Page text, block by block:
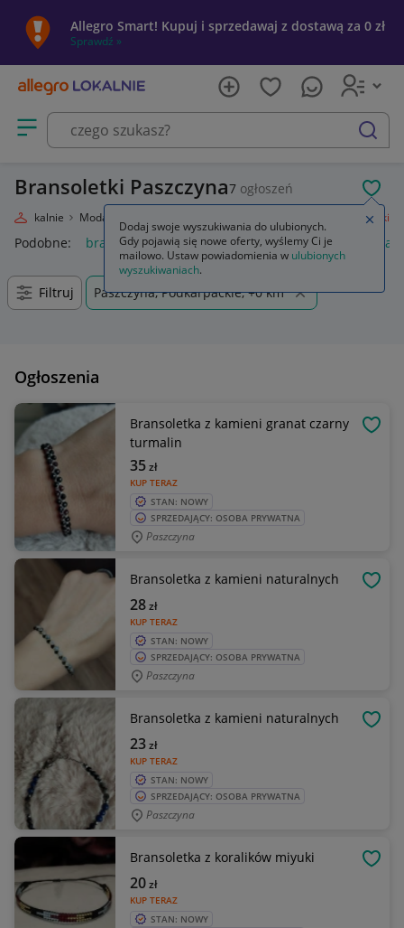
Allegro Smart! Kupuj i sprzedawaj z dostawą za 0 zł
Sprawdź »
Otwórz menu z kategoriami
szukaj
Bransoletki Paszczyna7 ogłoszeń
Lokalnie Moda Bransoletki
Podobne: bransoletki bransoletki złote 585 bransoletki
Filtruj Paszczyna, Podkarpackie, +0 km
Ogłoszenia
Bransoletka z kamieni granat czarny
turmalin
KUP TERAZ
35zł
STAN: NOWY
SPRZEDAJĄCY: OSOBA PRYWATNA
Paszczyna
Bransoletka z kamieni naturalnych
KUP TERAZ
28zł
STAN: NOWY
SPRZEDAJĄCY: OSOBA PRYWATNA
Paszczyna
Bransoletka z kamieni naturalnych
KUP TERAZ
23zł
STAN: NOWY
SPRZEDAJĄCY: OSOBA PRYWATNA
Paszczyna
Bransoletka z koralików miyuki
KUP TERAZ
20zł
STAN: NOWY
Dodaj swoje wyszukiwania do ulubionych.
Gdy pojawią się nowe oferty, wyślemy Ci je
mailowo. Ustaw powiadomienia w ulubionych
wyszukiwaniach.